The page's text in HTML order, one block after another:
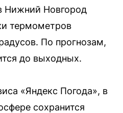
Нижний Новгород
термометров
По прогнозам,
до выходных.
«Яндекс Погода», в
сохранится